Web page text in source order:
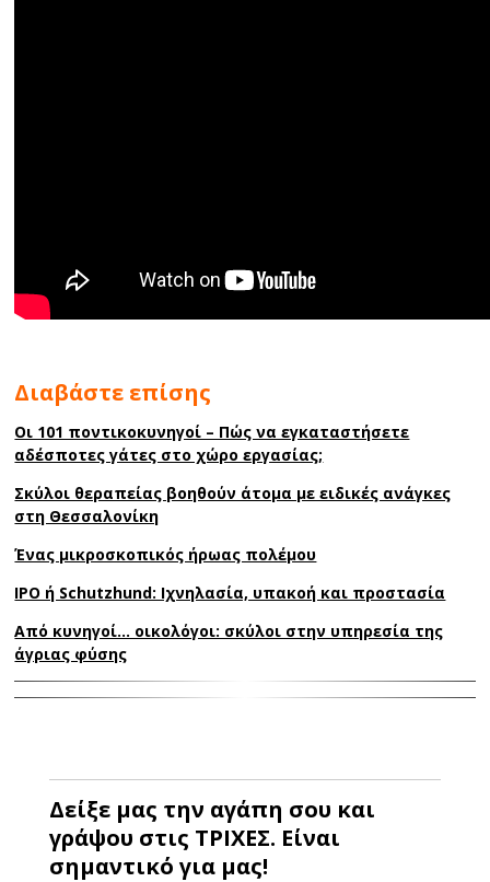
Διαβάστε επίσης
Οι 101 ποντικοκυνηγοί – Πώς να εγκαταστήσετε
αδέσποτες γάτες στο χώρο εργασίας;
Σκύλοι θεραπείας βοηθούν άτομα με ειδικές ανάγκες
στη Θεσσαλονίκη
Ένας μικροσκοπικός ήρωας πολέμου
ΙΡΟ ή Schutzhund: Ιχνηλασία, υπακοή και προστασία
Από κυνηγοί… οικολόγοι: σκύλοι στην υπηρεσία της
άγριας φύσης
Δείξε μας την αγάπη σου και
γράψου στις ΤΡΙΧΕΣ. Είναι
σημαντικό για μας!